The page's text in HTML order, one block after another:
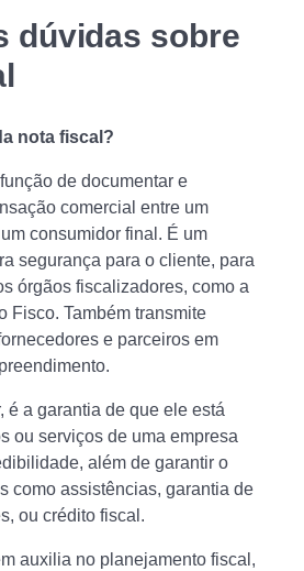
dúvidas sobre
nota fiscal?
de documentar e
comercial entre um
consumidor final. É um
segurança para o cliente, para
órgãos fiscalizadores, como a
Fisco. Também transmite
e parceiros em
é a garantia de que ele está
ou serviços de uma empresa
além de garantir o
como assistências, garantia de
ou crédito fiscal.
auxilia no planejamento fiscal,